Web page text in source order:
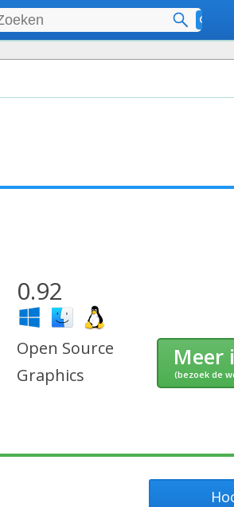
0.92
Open Source
Graphics
Meer
(bezoek de